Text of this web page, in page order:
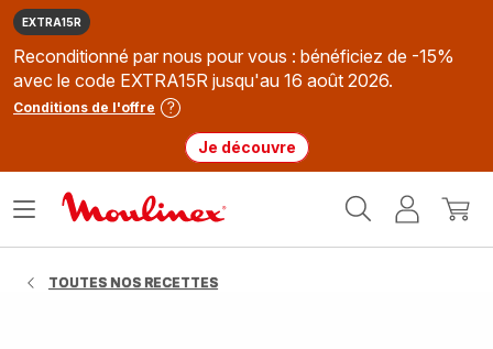
EXTRA15R
Reconditionné par nous pour vous : bénéficiez de -15%
avec le code EXTRA15R jusqu'au 16 août 2026.
Conditions de l'offre
Je découvre
MonMon
Ouvrir
TOUTES NOS RECETTES